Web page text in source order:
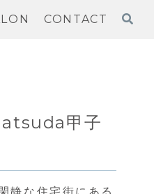
CONTACT
甲子